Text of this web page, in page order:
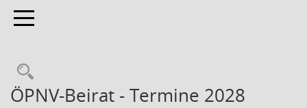
Toggle navigation
Rechercheauswahl
ÖPNV-Beirat - Termine 2028